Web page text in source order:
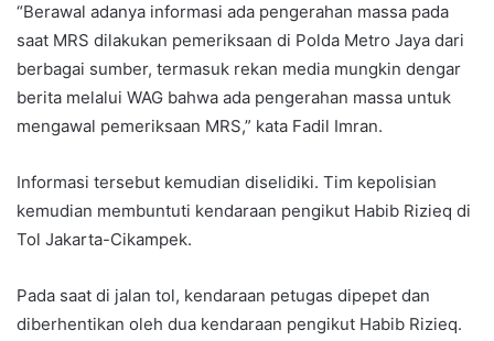
“Berawal adanya informasi ada pengerahan massa pada
saat MRS dilakukan pemeriksaan di Polda Metro Jaya dari
berbagai sumber, termasuk rekan media mungkin dengar
berita melalui WAG bahwa ada pengerahan massa untuk
mengawal pemeriksaan MRS,” kata Fadil Imran.
Informasi tersebut kemudian diselidiki. Tim kepolisian
kemudian membuntuti kendaraan pengikut Habib Rizieq di
Tol Jakarta-Cikampek.
Pada saat di jalan tol, kendaraan petugas dipepet dan
diberhentikan oleh dua kendaraan pengikut Habib Rizieq.